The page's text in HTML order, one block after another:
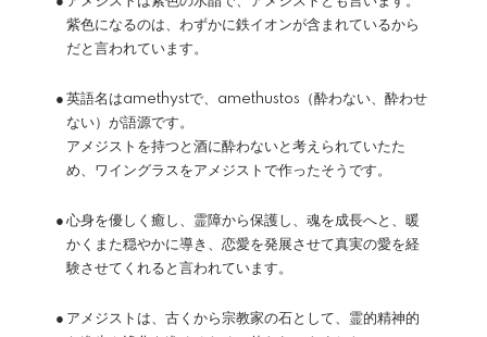
紫色になるのは、わずかに鉄イオンが含まれているから
だと言われています。
● 英語名はamethystで、amethustos（酔わない、酔わせ
ない）が語源です。
アメジストを持つと酒に酔わないと考えられていたた
め、ワイングラスをアメジストで作ったそうです。
● 心身を優しく癒し、霊障から保護し、魂を成長へと、暖
かくまた穏やかに導き、恋愛を発展させて真実の愛を経
験させてくれると言われています。
● アメジストは、古くから宗教家の石として、霊的精神的